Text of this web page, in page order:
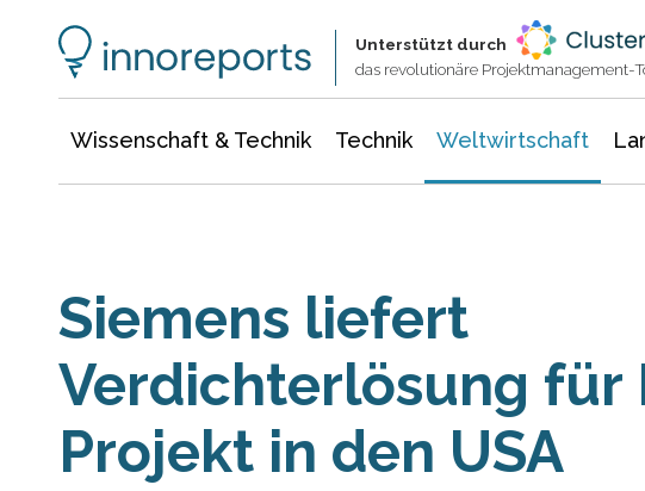
Unterstützt durch
das revolutionäre Projektmanagement-
Wissenschaft & Technik Technik Weltwirtschaft
Siemens liefert
Verdichterlösung für
Projekt in den USA